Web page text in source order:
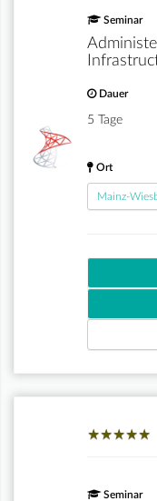
Seminar
Dauer
5 Tage
Ort
Mainz-
★★★★★
★★★★★
Seminar